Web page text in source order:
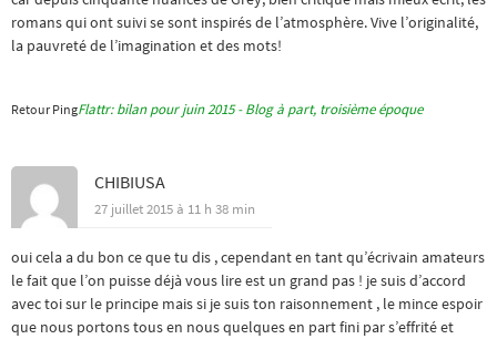
romans qui ont suivi se sont inspirés de l’atmosphère. Vive l’originalité,
la pauvreté de l’imagination et des mots!
Retour PingFlattr: bilan pour juin 2015 - Blog à part, troisième époque
CHIBIUSA
27 juillet 2015 à 11 h 38 min
oui cela a du bon ce que tu dis , cependant en tant qu’écrivain amateurs
le fait que l’on puisse déjà vous lire est un grand pas ! je suis d’accord
avec toi sur le principe mais si je suis ton raisonnement , le mince espoir
que nous portons tous en nous quelques en part fini par s’effrité et